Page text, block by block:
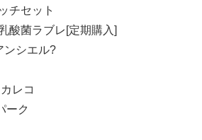
チセット
酸菌ラブレ[定期購入]
ンシエル?
レコ
ーク